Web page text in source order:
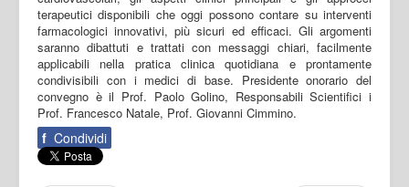
terapeutici disponibili che oggi possono contare su interventi
farmacologici innovativi, più sicuri ed efficaci. Gli argomenti
saranno dibattuti e trattati con messaggi chiari, facilmente
applicabili nella pratica clinica quotidiana e prontamente
condivisibili con i medici di base. Presidente onorario del
convegno è il Prof. Paolo Golino, Responsabili Scientifici i
Prof. Francesco Natale, Prof. Giovanni Cimmino.
f Condividi